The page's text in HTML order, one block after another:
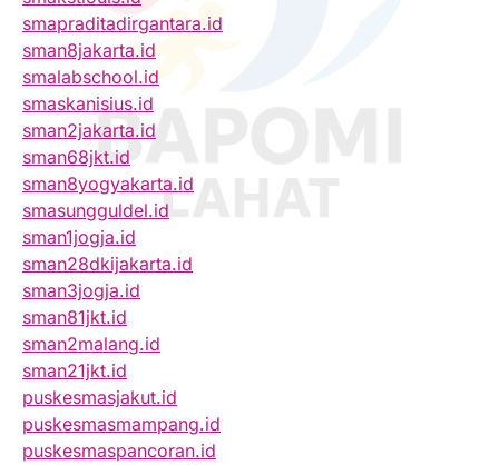
smapraditadirgantara.id
sman8jakarta.id
smalabschool.id
smaskanisius.id
sman2jakarta.id
sman68jkt.id
sman8yogyakarta.id
smasungguldel.id
sman1jogja.id
sman28dkijakarta.id
sman3jogja.id
sman81jkt.id
sman2malang.id
sman21jkt.id
puskesmasjakut.id
puskesmasmampang.id
puskesmaspancoran.id